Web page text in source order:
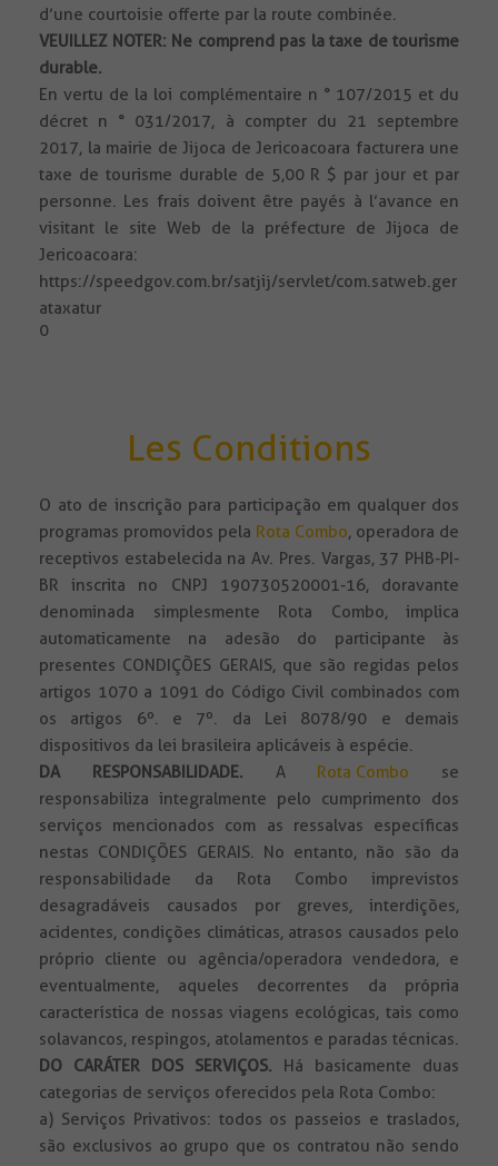
d’une courtoisie offerte par la route combinée.
VEUILLEZ NOTER: Ne comprend pas la taxe de tourisme
durable.
En vertu de la loi complémentaire n ° 107/2015 et du
décret n ° 031/2017, à compter du 21 septembre
2017, la mairie de Jijoca de Jericoacoara facturera une
taxe de tourisme durable de 5,00 R $ par jour et par
personne. Les frais doivent être payés à l’avance en
visitant le site Web de la préfecture de Jijoca de
Jericoacoara:
https://speedgov.com.br/satjij/servlet/com.satweb.ger
ataxatur
0
Les Conditions
O ato de inscrição para participação em qualquer dos
programas promovidos pela Rota Combo, operadora de
receptivos estabelecida na Av. Pres. Vargas, 37 PHB-PI-
BR inscrita no CNPJ 190730520001-16, doravante
denominada simplesmente Rota Combo, implica
automaticamente na adesão do participante às
presentes CONDIÇÕES GERAIS, que são regidas pelos
artigos 1070 a 1091 do Código Civil combinados com
os artigos 6º. e 7º. da Lei 8078/90 e demais
dispositivos da lei brasileira aplicáveis à espécie.
DA RESPONSABILIDADE. A Rota Combo se
responsabiliza integralmente pelo cumprimento dos
serviços mencionados com as ressalvas específicas
nestas CONDIÇÕES GERAIS. No entanto, não são da
responsabilidade da Rota Combo imprevistos
desagradáveis causados por greves, interdições,
acidentes, condições climáticas, atrasos causados pelo
próprio cliente ou agência/operadora vendedora, e
eventualmente, aqueles decorrentes da própria
característica de nossas viagens ecológicas, tais como
solavancos, respingos, atolamentos e paradas técnicas.
DO CARÁTER DOS SERVIÇOS. Há basicamente duas
categorias de serviços oferecidos pela Rota Combo:
a) Serviços Privativos: todos os passeios e traslados,
são exclusivos ao grupo que os contratou não sendo